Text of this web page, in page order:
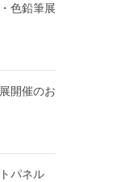
色鉛筆展
開催のお
パネル